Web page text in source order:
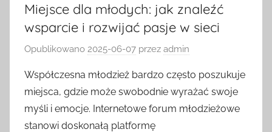
Miejsce dla młodych: jak znaleźć
wsparcie i rozwijać pasje w sieci
Opublikowano 2025-06-07 przez admin
Współczesna młodzież bardzo często poszukuje
miejsca, gdzie może swobodnie wyrażać swoje
myśli i emocje. Internetowe forum młodzieżowe
stanowi doskonałą platformę